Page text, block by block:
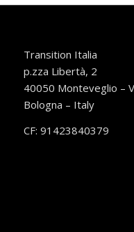
Transition Italia
p.zza Libertà, 2
40050 Monteveglio –
Bologna – Italy
CF: 91423840379